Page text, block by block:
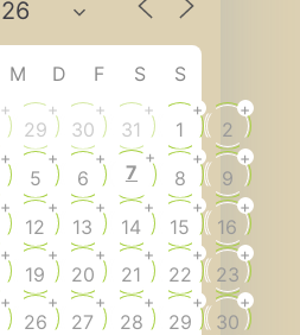
M D F S S
+
29
+
30
+
31
+
1
+
2
+
+
5
+
6
+
7
+
8
+
9
+
+
12
+
13
+
14
+
15
+
16
+
+
19
+
20
+
21
+
22
+
23
+
+
26
+
27
+
28
+
29
+
30
+